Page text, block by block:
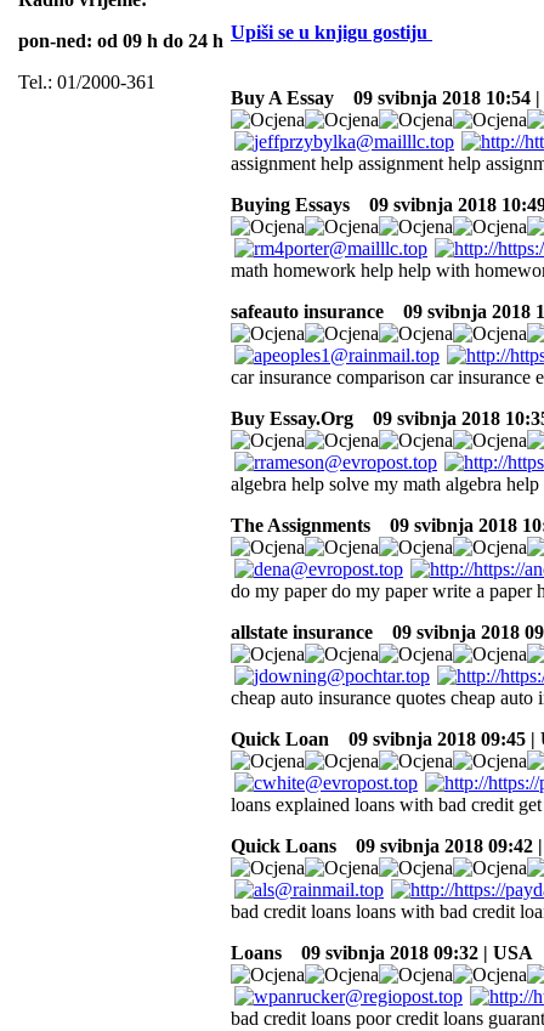
pon-ned: od 09 h do 24 h
Tel.: 01/2000-361
Upiši se u knjigu gostiju
Buy A Essay 09 svibnja 2018 10:54 |
assignment help assignment help
Buying Essays
09 svibnja 2018
math homework help help with
safeauto insurance
09 svibnja 2018
car insurance comparison car insurance
Buy Essay.Org
09 svibnja 2018
algebra help solve my math algebra
The Assignments
09 svibnja 2018
do my paper do my paper write a paper
allstate insurance
09 svibnja 2018
cheap auto insurance quotes cheap auto
Quick Loan
09 svibnja 2018 09:45 |
loans explained loans with bad credit
Quick Loans
09 svibnja 2018 09:42
bad credit loans loans with bad credit
Loans
09 svibnja 2018 09:32 | USA
bad credit loans poor credit loans